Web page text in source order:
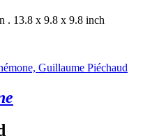
. 13.8 x 9.8 x 9.8 inch